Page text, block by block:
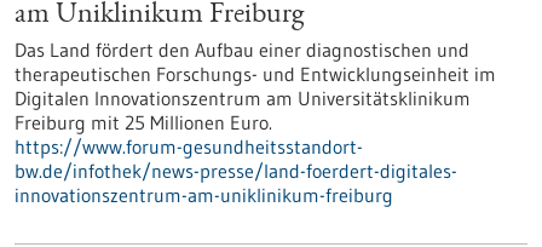
am Uniklinikum Freiburg
Das Land fördert den Aufbau einer diagnostischen und
therapeutischen Forschungs- und Entwicklungseinheit im
Digitalen Innovationszentrum am Universitätsklinikum
Freiburg mit 25 Millionen Euro.
https://www.forum-gesundheitsstandort-
bw.de/infothek/news-presse/land-foerdert-digitales-
innovationszentrum-am-uniklinikum-freiburg